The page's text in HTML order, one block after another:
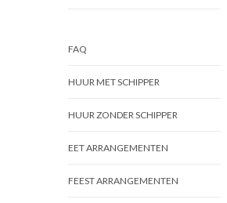
FAQ
HUUR MET SCHIPPER
HUUR ZONDER SCHIPPER
EET ARRANGEMENTEN
FEEST ARRANGEMENTEN